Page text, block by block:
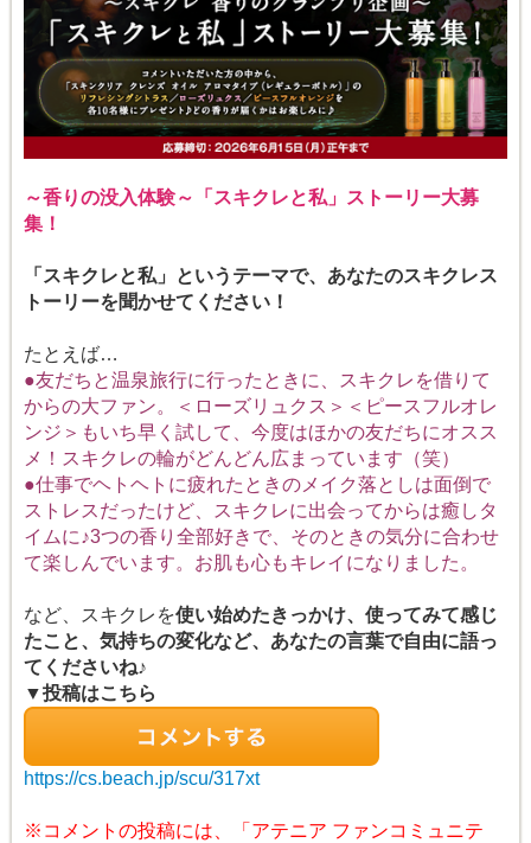
～香りの没入体験～「スキクレと私」ストーリー大募
集！
「スキクレと私」というテーマで、あなたのスキクレス
トーリーを聞かせてください！
たとえば…
●友だちと温泉旅行に行ったときに、スキクレを借りて
からの大ファン。＜ローズリュクス＞＜ピースフルオレ
ンジ＞もいち早く試して、今度はほかの友だちにオスス
メ！スキクレの輪がどんどん広まっています（笑）
●仕事でヘトヘトに疲れたときのメイク落としは面倒で
ストレスだったけど、スキクレに出会ってからは癒しタ
イムに♪3つの香り全部好きで、そのときの気分に合わせ
て楽しんでいます。お肌も心もキレイになりました。
など、スキクレを使い始めたきっかけ、使ってみて感じ
たこと、気持ちの変化など、あなたの言葉で自由に語っ
てくださいね♪
▼投稿はこちら
https://cs.beach.jp/scu/317xt
※コメントの投稿には、「アテニア ファンコミュニテ